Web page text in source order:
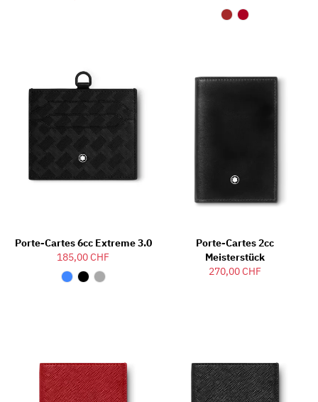
Porte-Cartes 6cc Extreme 3.0
185,00 CHF
Porte-Cartes 2cc
Meisterstück
270,00 CHF